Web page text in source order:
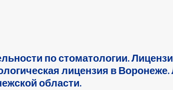
по стоматологии.
лицензия в
области.